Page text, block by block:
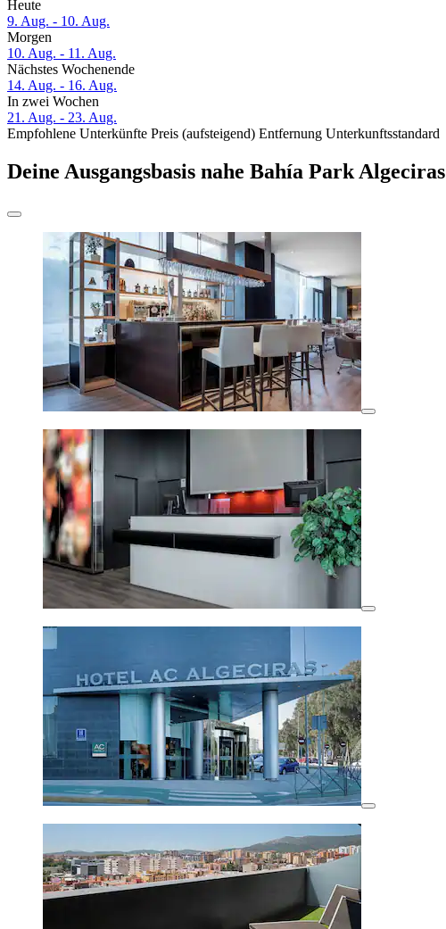
Heute
9. Aug. - 10. Aug.
Morgen
10. Aug. - 11. Aug.
Nächstes Wochenende
14. Aug. - 16. Aug.
In zwei Wochen
21. Aug. - 23. Aug.
Empfohlene Unterkünfte Preis (aufsteigend) Entfernung Unterkunftsstandard
Deine Ausgangsbasis nahe Bahía Park Algeciras